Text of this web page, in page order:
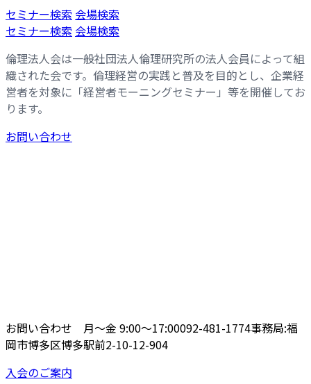
コ
ン
ン
ツ
へ
ス
キ
ッ
ナ
ビ
ー
シ
ョ
ン
に
移
セミナー検索 会場検索
セミナー検索 会場検索
倫理法人会は一般社団法人倫理研究所の法人会員によって組
織された会です。倫理経営の実践と普及を目的とし、企業経
営者を対象に「経営者モーニングセミナー」等を開催してお
ります。
お問い合わせ
お問い合わせ 月〜金 9:00〜17:00092-481-1774事務局:福
岡市博多区博多駅前2-10-12-904
入会のご案内